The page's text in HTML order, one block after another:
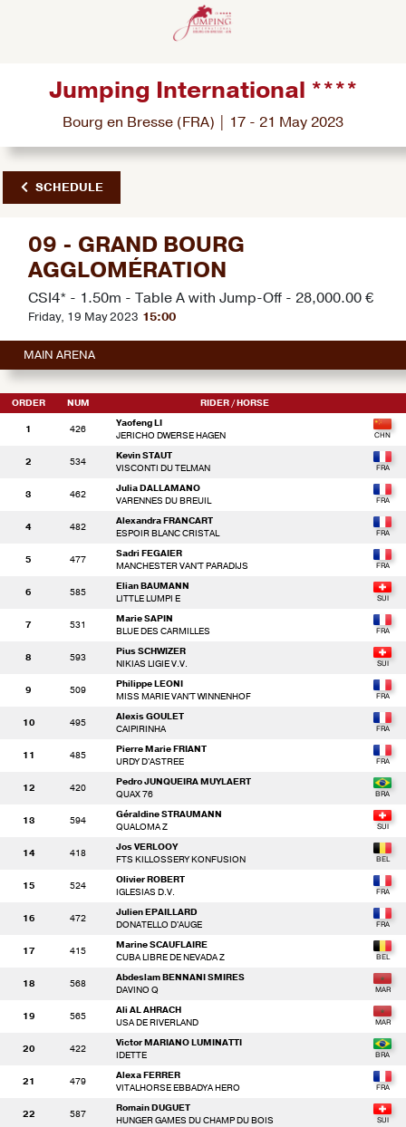
Jumping International ****
Bourg en Bresse (FRA) | 17 - 21 May 2023
SCHEDULE
09 - GRAND BOURG
AGGLOMÉRATION
CSI4* - 1.50m - Table A with Jump-Off - 28,000.00 €
Friday, 19 May 2023 15:00
MAIN ARENA
ORDER NUM RIDER/ HORSE
1 426
Yaofeng LI
JERICHO DWERSE HAGEN
2 534
Kevin STAUT
VISCONTI DU TELMAN
3 462
Julia DALLAMANO
VARENNES DU BREUIL
4 482
Alexandra FRANCART
ESPOIR BLANC CRISTAL
5 477
Sadri FEGAIER
MANCHESTER VAN'T PARADIJS
6 585
Elian BAUMANN
LITTLE LUMPI E
7 531
Marie SAPIN
BLUE DES CARMILLES
8 593
Pius SCHWIZER
NIKIAS LIGIE V.V.
9 509
Philippe LEONI
MISS MARIE VAN'T WINNENHOF
10 495
Alexis GOULET
CAIPIRINHA
11 485
Pierre Marie FRIANT
URDY D'ASTREE
12 420
Pedro JUNQUEIRA MUYLAERT
QUAX 76
13 594
Géraldine STRAUMANN
QUALOMA Z
14 418
Jos VERLOOY
FTS KILLOSSERY KONFUSION
15 524
Olivier ROBERT
IGLESIAS D.V.
16 472
Julien EPAILLARD
DONATELLO D'AUGE
17 415
Marine SCAUFLAIRE
CUBA LIBRE DE NEVADA Z
18 568
Abdeslam BENNANI SMIRES
DAVINO Q
19 565
Ali AL AHRACH
USA DE RIVERLAND
20 422
Victor MARIANO LUMINATTI
IDETTE
21 479
Alexa FERRER
VITALHORSE EBBADYA HERO
22 587
Romain DUGUET
HUNGER GAMES DU CHAMP DU BOIS